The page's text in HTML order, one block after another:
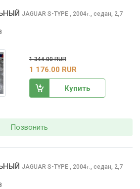
JAGUAR S-TYPE , 2004г., седан, 2,7
1 344.00 RUR
1 176.00 RUR
Купить
Позвонить
JAGUAR S-TYPE , 2004г., седан, 2,7